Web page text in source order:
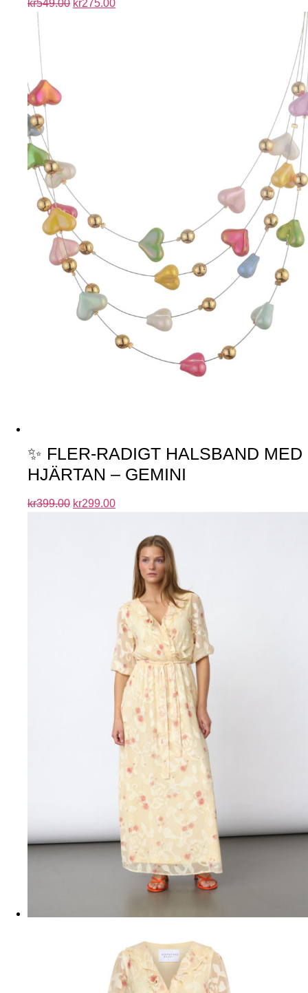
kr549.00 kr275.00
✨ FLER-RADIGT HALSBAND MED
HJÄRTAN – GEMINI
kr399.00 kr299.00